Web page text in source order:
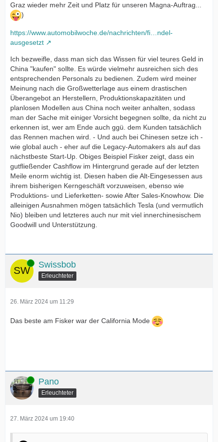
Graz wieder mehr Zeit und Platz für unseren Magna-Auftrag...
)
https://www.automobilwoche.de/nachrichten/fi…ndel-
ausgesetzt
Ich bezweifle, dass man sich das Wissen für viel teures Geld in
China "kaufen" sollte. Es würde vielmehr ausreichen sich des
entsprechenden Personals zu bedienen. Zudem wird meiner
Meinung nach die Großwetterlage aus einem drastischen
Überangebot an Herstellern, Produktionskapazitäten und
planlosen Modellen aus China noch weiter anhalten, sodass
man der Sache mit einiger Vorsicht begegnen sollte, da nicht zu
erkennen ist, wer am Ende auch ggü. dem Kunden tatsächlich
das Rennen machen wird. - Und auch bei Chinesen setze ich -
wie global auch - eher auf die Legacy-Automakers als auf das
nächstbeste Start-Up. Obiges Beispiel Fisker zeigt, dass ein
gutfließender Cashflow im Hintergrund gerade auf der letzten
Meile enorm wichtig ist. Diesen haben die Alt-Eingesessen aus
ihrem bisherigen Kerngeschäft vorzuweisen, ebenso wie
Produktions- und Lieferketten- sowie After Sales-Knowhow. Die
alleinigen Ausnahmen mögen tatsächlich Tesla (und vermutlich
Nio) bleiben und letzteres auch nur mit viel innerchinesischem
Goodwill und Unterstützung.
Online Swissbob
Erleuchteter
26. März 2024 um 11:29
Das beste am Fisker war der California Mode
Online Pano
Erleuchteter
27. März 2024 um 19:40